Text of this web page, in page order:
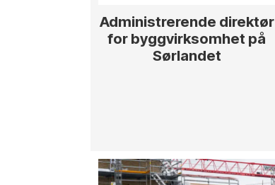
Administrerende direktør
for byggvirksomhet på
Sørlandet